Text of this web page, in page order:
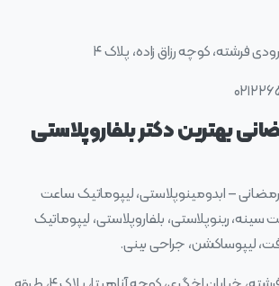
فرشته، کوچه رزاق زاده، پلاک ۴
بهترین دکتر بلفاروپلاستی
– ابدومینوپلاستی، لیپوماتیک ساعت
سینه، رینوپلاستی، بلفاروپلاستی، لیپوماتیک
لیپوساکشن، جراحی بینی.